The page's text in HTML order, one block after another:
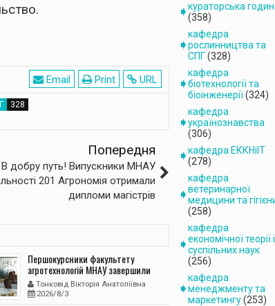
URL
Print
Email
Попередня
В добру путь! Випускники МНАУ
201 Агрономія отримали
дипломи магістрів
Першокурсники факультету
агротехнологій МНАУ завершили
навчальну практику з агрономічних
дисциплін
Тонковід Вікторія Анатоліївна
2026/8/3
кураторська
(358)
кафедра
рослинництва та
СПГ(328)
кафедра
біотехнології та
біоінженерії(324)
кафедра
українознавства
(306)
кафедра ЕККНіІТ
(278)
кафедра
ветеринарної
медицини та
(258)
кафедра
економічної теорії і
суспільних наук
(256)
кафедра
менеджменту та
маркетингу(253)